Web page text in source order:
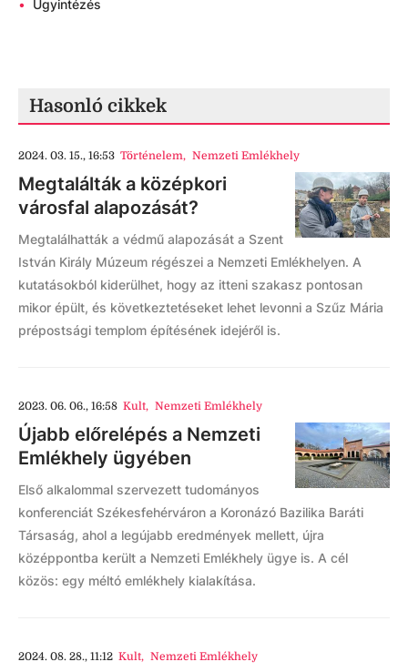
• Ügyintézés
Hasonló cikkek
2024. 03. 15., 16:53 Történelem, Nemzeti Emlékhely
Megtalálták a középkori
városfal alapozását?
Megtalálhatták a védmű alapozását a Szent
István Király Múzeum régészei a Nemzeti Emlékhelyen. A
kutatásokból kiderülhet, hogy az itteni szakasz pontosan
mikor épült, és következtetéseket lehet levonni a Szűz Mária
prépostsági templom építésének idejéről is.
2023. 06. 06., 16:58 Kult, Nemzeti Emlékhely
Újabb előrelépés a Nemzeti
Emlékhely ügyében
Első alkalommal szervezett tudományos
konferenciát Székesfehérváron a Koronázó Bazilika Baráti
Társaság, ahol a legújabb eredmények mellett, újra
középpontba került a Nemzeti Emlékhely ügye is. A cél
közös: egy méltó emlékhely kialakítása.
2024. 08. 28., 11:12 Kult, Nemzeti Emlékhely